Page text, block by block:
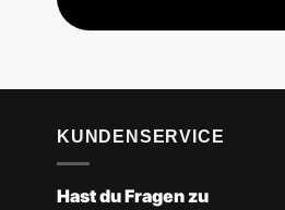
KUNDENSERVICE
Hast du Fragen zu